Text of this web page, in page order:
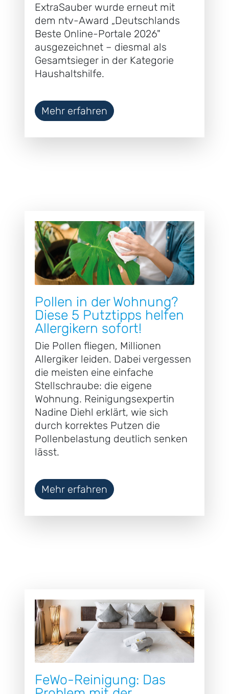
ExtraSauber wurde erneut mit
dem ntv-Award „Deutschlands
Beste Online-Portale 2026"
ausgezeichnet – diesmal als
Gesamtsieger in der Kategorie
Haushaltshilfe.
Mehr erfahren
Pollen in der Wohnung?
Diese 5 Putztipps helfen
Allergikern sofort!
Die Pollen fliegen, Millionen
Allergiker leiden. Dabei vergessen
die meisten eine einfache
Stellschraube: die eigene
Wohnung. Reinigungsexpertin
Nadine Diehl erklärt, wie sich
durch korrektes Putzen die
Pollenbelastung deutlich senken
lässt.
Mehr erfahren
FeWo-Reinigung: Das